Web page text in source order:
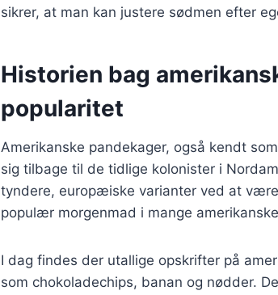
sikrer, at man kan justere sødmen efter
Historien bag
popularitet
Amerikanske pandekager, også kendt
sig tilbage til de tidlige kolonister i
tyndere, europæiske varianter ved at
populær morgenmad i mange
I dag findes der utallige opskrifter på
som chokoladechips, banan og nødder.